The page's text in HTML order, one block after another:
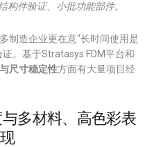
构件验证、小批功能部件。
制造企业更在意“长时间使用是
。基于Stratasys FDM平台和
尺寸稳定性方面有大量项目经
多材料、高色彩表
现